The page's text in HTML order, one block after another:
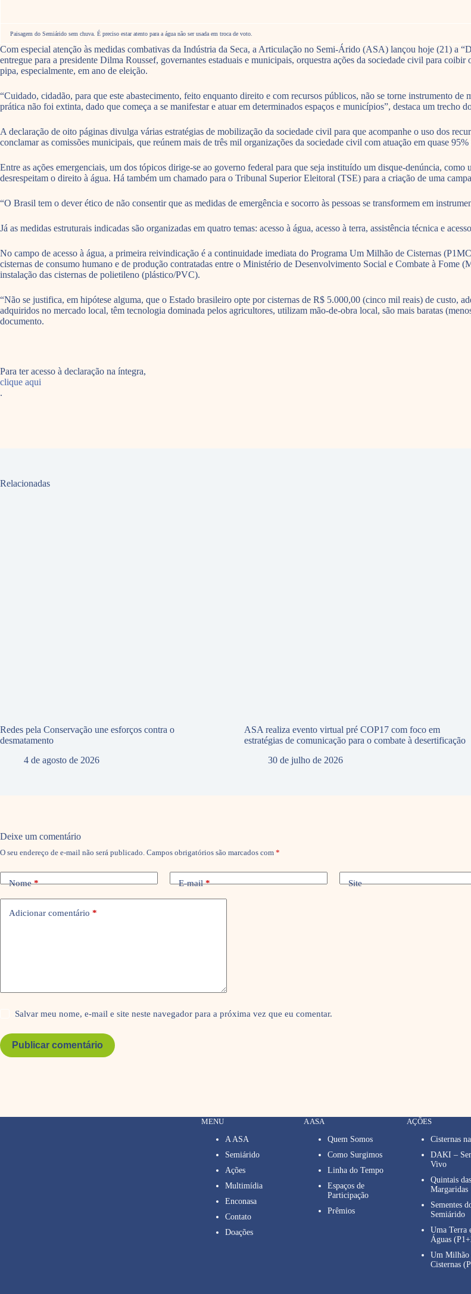
Paisagem do Semiárido sem chuva. É preciso estar atento para a água não ser usada em troca de voto.
Com especial atenção às medidas combativas da Indústria da Seca, a Articulação no Semi-Árido (ASA) lançou hoje (21) a
entregue para a presidente Dilma Roussef, governantes estaduais e municipais, orquestra ações da sociedade civil para
pipa, especialmente, em ano de eleição.
“Cuidado, cidadão, para que este abastecimento, feito enquanto direito e com recursos públicos, não se torne instrumento
prática não foi extinta, dado que começa a se manifestar e atuar em determinados espaços e municípios”, destaca um trecho
A declaração de oito páginas divulga várias estratégias de mobilização da sociedade civil para que acompanhe o uso dos
conclamar as comissões municipais, que reúnem mais de três mil organizações da sociedade civil com atuação em quase
Entre as ações emergenciais, um dos tópicos dirige-se ao governo federal para que seja instituído um disque-denúncia,
desrespeitam o direito à água. Há também um chamado para o Tribunal Superior Eleitoral (TSE) para a criação de uma
“O Brasil tem o dever ético de não consentir que as medidas de emergência e socorro às pessoas se transformem em
Já as medidas estruturais indicadas são organizadas em quatro temas: acesso à água, acesso à terra, assistência técnica e
No campo de acesso à água, a primeira reivindicação é a continuidade imediata do Programa Um Milhão de Cisternas
cisternas de consumo humano e de produção contratadas entre o Ministério de Desenvolvimento Social e Combate à Fome
instalação das cisternas de polietileno (plástico/PVC).
“Não se justifica, em hipótese alguma, que o Estado brasileiro opte por cisternas de R$ 5.000,00 (cinco mil reais) de custo,
adquiridos no mercado local, têm tecnologia dominada pelos agricultores, utilizam mão-de-obra local, são mais baratas
documento.
Para ter acesso à declaração na íntegra,
clique aqui
.
Relacionadas
Redes pela Conservação une esforços contra o
desmatamento
4 de agosto de 2026
ASA realiza evento virtual pré COP17 com foco em
estratégias de comunicação para o combate à desertificação
30 de julho de 2026
Deixe um comentário
O seu endereço de e-mail não será publicado. Campos obrigatórios são marcados com *
Nome* E-mail* Site
Adicionar comentário *
Salvar meu nome, e-mail e site neste navegador para a próxima vez que eu comentar.
Publicar comentário
MENU
A ASA
Semiárido
Ações
Multimídia
Enconasa
Contato
Doações
A ASA
Quem Somos
Como Surgimos
Linha do Tempo
Espaços de
Participação
Prêmios
AÇÕES
Cisternas
DAKI –
Vivo
Quintais das
Margaridas
Sementes
Semiárido
Uma Terra
Águas
Um Milhão
Cisternas